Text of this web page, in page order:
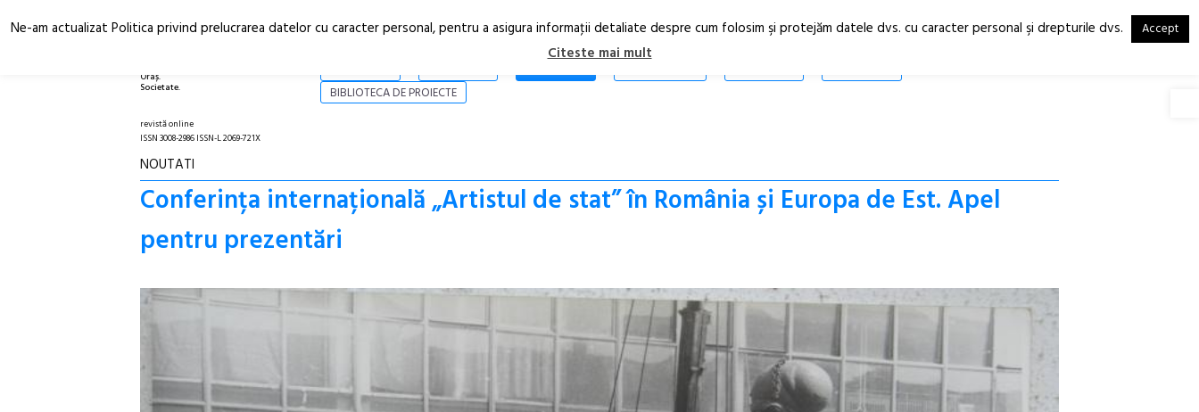
Oraș.
Societate.
RO
EN
STIRI
BIBLIOTECA DE PROIECTE
revistă online
ISSN 3008-2986 ISSN-L 2069-721X
NOUTATI
Conferința internațională „Artistul de stat” în România și Europa de Est. Apel
pentru prezentări
Ne-am actualizat Politica privind prelucrarea datelor cu caracter personal, pentru a asigura informaţii detaliate despre cum folosim şi protejăm datele dvs. cu caracter personal şi drepturile dvs. Accept
Citeste mai mult